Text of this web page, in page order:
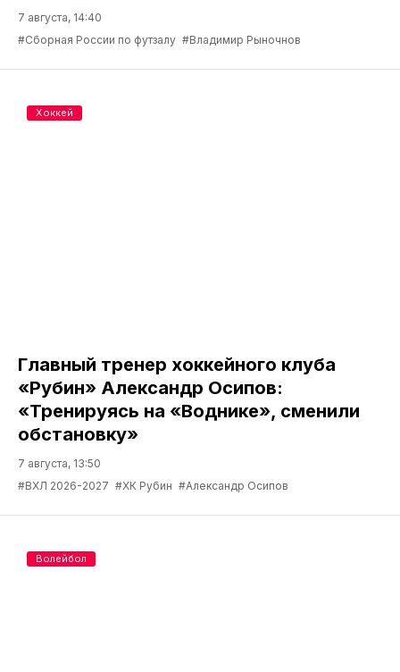
7 августа, 14:40
#Сборная России по футзалу #Владимир Рыночнов
Главный тренер хоккейного клуба
«Рубин» Александр Осипов:
«Тренируясь на «Воднике», сменили
обстановку»
7 августа, 13:50
#ВХЛ 2026-2027 #ХК Рубин #Александр Осипов
Хоккей
Волейбол